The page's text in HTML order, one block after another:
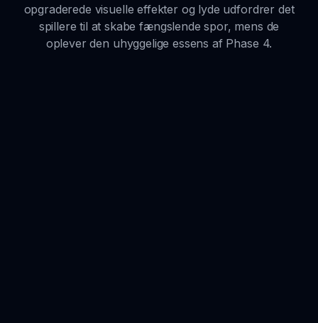
opgraderede visuelle effekter og lyde udfordrer det
spillere til at skabe fængslende spor, mens de
oplever den uhyggelige essens af Phase 4.